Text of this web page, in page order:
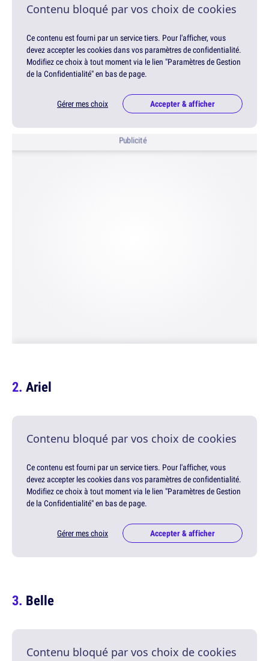
Contenu bloqué par vos choix de cookies
Ce contenu est fourni par un service tiers. Pour l'afficher, vous
devez accepter les cookies dans vos paramètres de confidentialité.
Modifiez ce choix à tout moment via le lien "Paramètres de Gestion
de la Confidentialité" en bas de page.
Gérer mes choix Accepter & afficher
Publicité
Ariel
Contenu bloqué par vos choix de cookies
Ce contenu est fourni par un service tiers. Pour l'afficher, vous
devez accepter les cookies dans vos paramètres de confidentialité.
Modifiez ce choix à tout moment via le lien "Paramètres de Gestion
de la Confidentialité" en bas de page.
Gérer mes choix Accepter & afficher
Belle
Contenu bloqué par vos choix de cookies